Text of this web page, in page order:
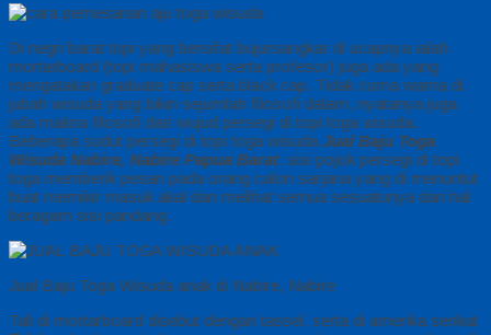
Di negri barat topi yang bersifat bujursangkar di ucapnya ialah
mortarboard (topi mahasiswa serta profesor) juga ada yang
mengatakan graduate cap serta black cap. Tidak cuma warna di
jubah wisuda yang bikin sejumlah filosofi dalam, nyatanya juga
ada makna filosofi dari wujud persegi di topi toga wisuda.
Beberapa sudut persegi di topi toga wisuda Jual Baju Toga
Wisuda Nabire, Nabire Papua Barat. sisi pojok persegi di topi
toga memberik pesan pada orang calon sarjana yang di menuntut
buat memikir masuk akal dan melihat semua sesuatunya dari hal
beragam sisi pandang.
Jual Baju Toga Wisuda anak di Nabire, Nabire
Tali di mortarboard disebut dengan tassel. serta di amerika serikat